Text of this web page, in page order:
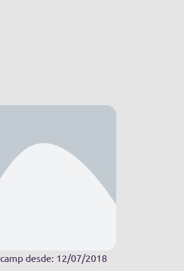
desde: 12/07/2018